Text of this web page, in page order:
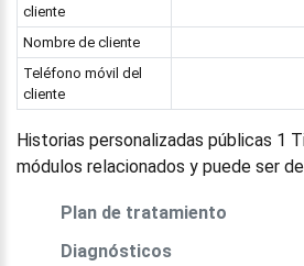
cliente
Nombre de cliente
Teléfono móvil del
cliente
Historias personalizadas públicas 1
módulos relacionados y puede ser
Plan de tratamiento
Diagnósticos